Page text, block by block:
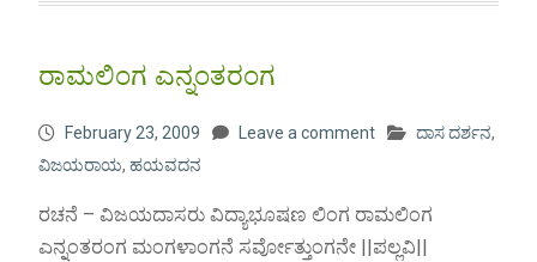
ರಾಮಲಿಂಗ ಎನ್ನಂತರಂಗ
February 23, 2009 Leave a comment ದಾಸ ದರ್ಶನ,
ವಿಜಯರಾಯ, ಹಯವದನ
ರಚನೆ – ವಿಜಯದಾಸರು ವಿದ್ಯಾಭೂಷಣ ಲಿಂಗ ರಾಮಲಿಂಗ
ಎನ್ನಂತರಂಗ ಮಂಗಳಾಂಗನೆ ಸರ್ವೋತ್ತುಂಗನೇ ||ಪಲ್ಲವಿ||